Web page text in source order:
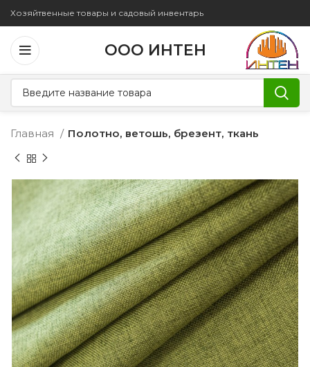
Хозяйтвенные товары и садовый инвентарь
ООО ИНТЕН
Главная Полотно, ветошь, брезент, ткань